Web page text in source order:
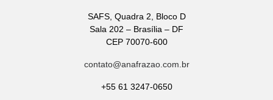
SAFS, Quadra 2, Bloco D
Sala 202 – Brasília – DF
CEP 70070-600
contato@anafrazao.com.br
+55 61 3247-0650